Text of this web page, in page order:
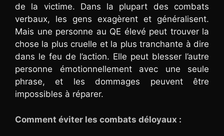
de la victime. Dans la plupart des combats
verbaux, les gens exagèrent et généralisent.
Mais une personne au QE élevé peut trouver la
chose la plus cruelle et la plus tranchante à dire
dans le feu de l’action. Elle peut blesser l’autre
personne émotionnellement avec une seule
phrase, et les dommages peuvent être
impossibles à réparer.
Comment éviter les combats déloyaux :